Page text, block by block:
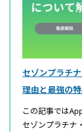
セゾンプラチ
理由と最強の
この記事では
セゾンプラチナ